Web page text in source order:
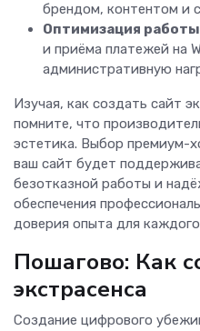
брендом, контентом и
Оптимизация
и приёма платежей на
административную
Изучая, как создать сайт
помните, что
эстетика. Выбор премиум-
ваш сайт будет
безотказной работы и
обеспечения
доверия опыта для
Пошагово: Как
экстрасенса
Создание цифрового